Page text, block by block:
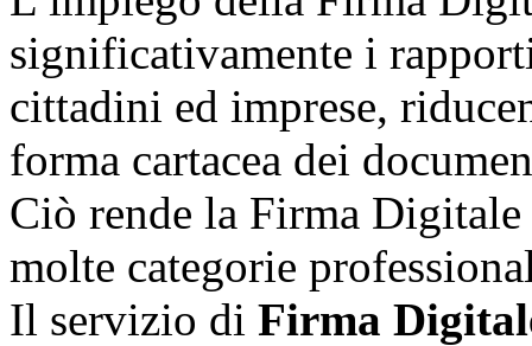
significativamente i
cittadini ed imprese,
forma cartacea dei
Ciò rende la Firma
molte categorie
Il servizio di Firma